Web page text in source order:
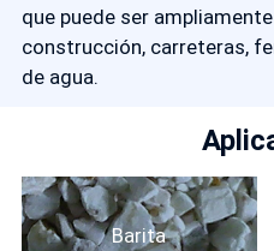
que puede ser
construcción, carreteras,
de agua.
Barita